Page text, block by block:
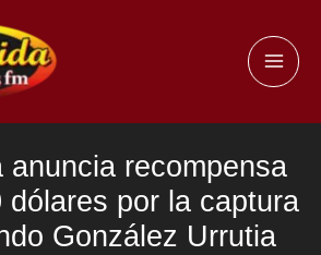
anuncia recompensa
dólares por la captura
González Urrutia